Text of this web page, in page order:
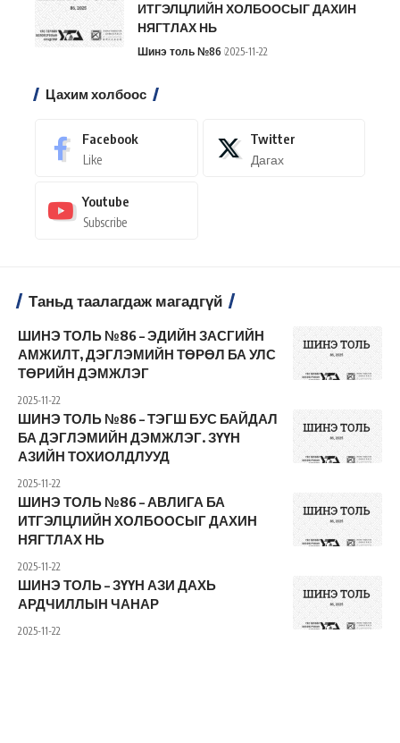
ИТГЭЛЦЛИЙН ХОЛБООСЫГ ДАХИН
НЯГТЛАХ НЬ
Шинэ толь №86 2025-11-22
Цахим холбоос
Facebook
Like
Twitter
Дагах
Youtube
Subscribe
Таньд таалагдаж магадгүй
ШИНЭ ТОЛЬ №86 – ЭДИЙН ЗАСГИЙН
АМЖИЛТ, ДЭГЛЭМИЙН ТӨРӨЛ БА УЛС
ТӨРИЙН ДЭМЖЛЭГ
2025-11-22
ШИНЭ ТОЛЬ №86 – ТЭГШ БУС БАЙДАЛ
БА ДЭГЛЭМИЙН ДЭМЖЛЭГ. ЗҮҮН
АЗИЙН ТОХИОЛДЛУУД
2025-11-22
ШИНЭ ТОЛЬ №86 – АВЛИГА БА
ИТГЭЛЦЛИЙН ХОЛБООСЫГ ДАХИН
НЯГТЛАХ НЬ
2025-11-22
ШИНЭ ТОЛЬ – ЗҮҮН АЗИ ДАХЬ
АРДЧИЛЛЫН ЧАНАР
2025-11-22